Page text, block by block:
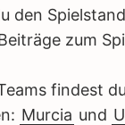
den
zum
findest
Murcia und